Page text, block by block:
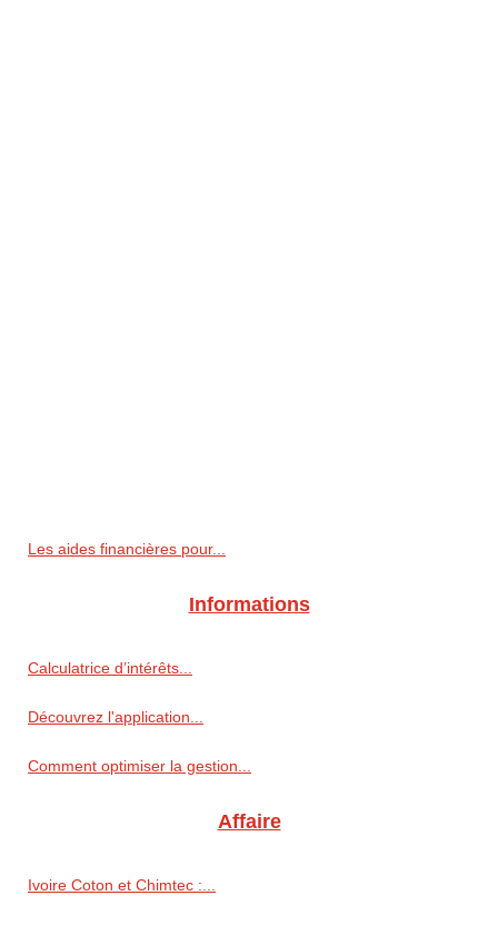
Les aides financières pour...
Informations
Calculatrice d’intérêts...
Découvrez l'application...
Comment optimiser la gestion...
Affaire
Ivoire Coton et Chimtec :...